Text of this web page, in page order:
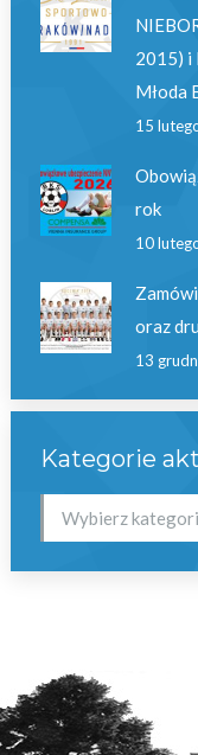
2015) i
Młoda
15
rok
10
oraz
13
Kategorie
Kategorie
aktualności